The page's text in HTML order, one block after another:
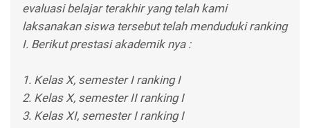
evaluasi belajar terakhir yang telah kami
laksanakan siswa tersebut telah menduduki ranking
I. Berikut prestasi akademik nya :
1. Kelas X, semester I ranking I
2. Kelas X, semester II ranking I
3. Kelas XI, semester I ranking I